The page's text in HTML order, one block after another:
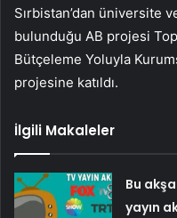
Sırbistan’dan üniversite
bulunduğu AB projesi
Bütçeleme Yoluyla
projesine katıldı.
İlgili Makaleler
Bu
yayın